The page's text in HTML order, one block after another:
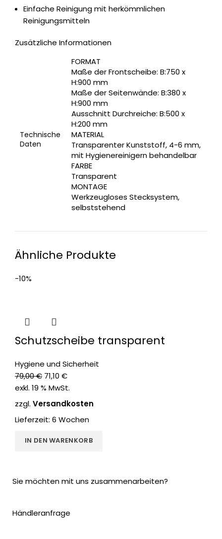
Einfache Reinigung mit herkömmlichen
Reinigungsmitteln
Zusätzliche Informationen
Technische
Daten
FORMAT
Maße der Frontscheibe: B:750 x
H:900 mm
Maße der Seitenwände: B:380 x
H:900 mm
Ausschnitt Durchreiche: B:500 x
H:200 mm
MATERIAL
Transparenter Kunststoff, 4-6 mm,
mit Hygienereinigern behandelbar
FARBE
Transparent
MONTAGE
Werkzeugloses Stecksystem,
selbststehend
Ähnliche Produkte
-10%
Schutzscheibe transparent
Hygiene und Sicherheit
79,00€ 71,10 €
exkl. 19 % MwSt.
zzgl. Versandkosten
Lieferzeit: 6 Wochen
IN DEN WARENKORB
Sie möchten mit uns zusammenarbeiten?
Händleranfrage